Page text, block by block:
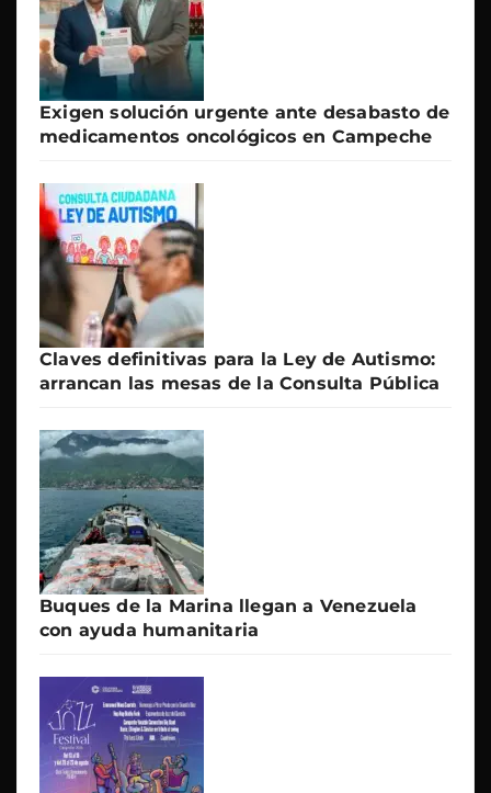
Exigen solución urgente ante desabasto de
medicamentos oncológicos en Campeche
Claves definitivas para la Ley de Autismo:
arrancan las mesas de la Consulta Pública
Buques de la Marina llegan a Venezuela
con ayuda humanitaria